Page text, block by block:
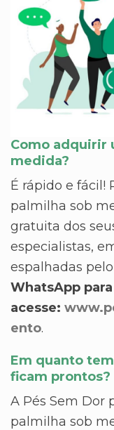
Como adquirir
medida?
É rápido e fácil!
palmilha sob
gratuita dos
especialistas,
espalhadas pelo
WhatsApp
acesse:
ento.
Em quanto
ficam prontos?
A Pés Sem Dor
palmilha sob